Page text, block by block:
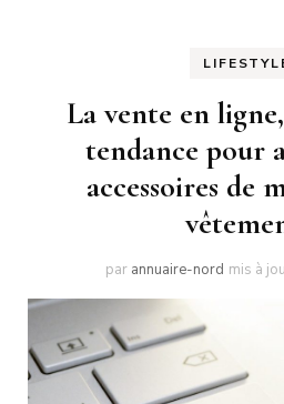
La vente en
tendance pour
accessoires de
par annuaire-nord mis à